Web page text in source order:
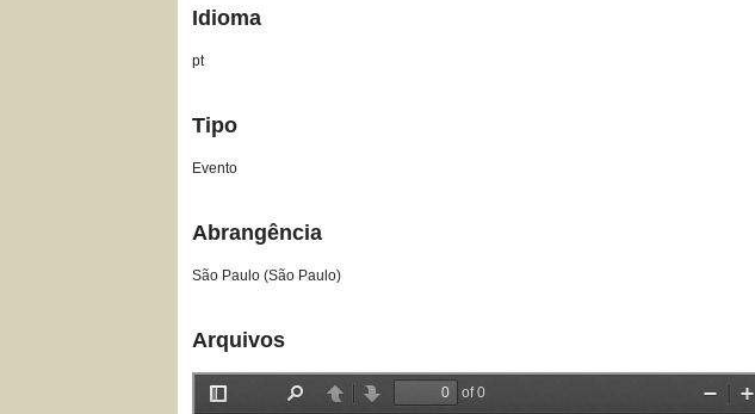
Idioma
pt
Tipo
Evento
Abrangência
São Paulo (São Paulo)
Arquivos